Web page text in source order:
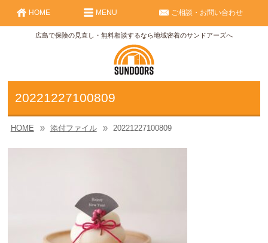
広島で保険の見直し・無料相談するなら地域密着のサンドアーズへ
HOME ご相談・お問い合わせ
MENU
20221227100809
HOME 添付ファイル 20221227100809